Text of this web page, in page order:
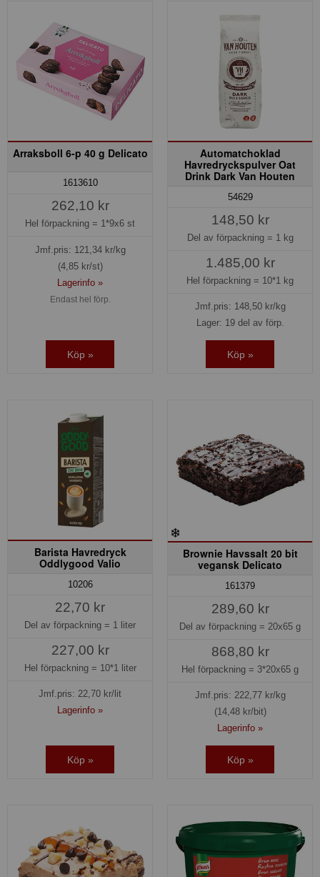
Arraksboll 6-p 40 g Delicato
1613610
262,10 kr
Hel förpackning = 1*9x6 st
Jmf.pris: 121,34kr/kg
(4,85 kr/st)
Lagerinfo »
Endast hel förp.
Köp »
Automatchoklad
Havredryckspulver Oat
Drink Dark Van Houten
54629
148,50 kr
Del av förpackning = 1 kg
1.485,00 kr
Hel förpackning = 10*1 kg
Jmf.pris: 148,50kr/kg
Lager: 19 del av förp.
Köp »
Barista Havredryck
Oddlygood Valio
10206
22,70 kr
Del av förpackning = 1 liter
227,00 kr
Hel förpackning = 10*1 liter
Jmf.pris: 22,70 kr/lit
Lagerinfo »
Köp »
Brownie Havssalt 20 bit
vegansk Delicato
161379
289,60 kr
Del av förpackning = 20x65 g
868,80 kr
Hel förpackning = 3*20x65 g
Jmf.pris: 222,77kr/kg
(14,48 kr/bit)
Lagerinfo »
Köp »